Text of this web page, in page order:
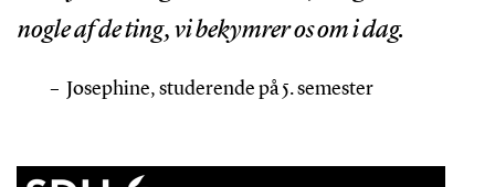
nogle af de ting, vi bekymrer os om i dag.
– Josephine, studerende på 5. semester